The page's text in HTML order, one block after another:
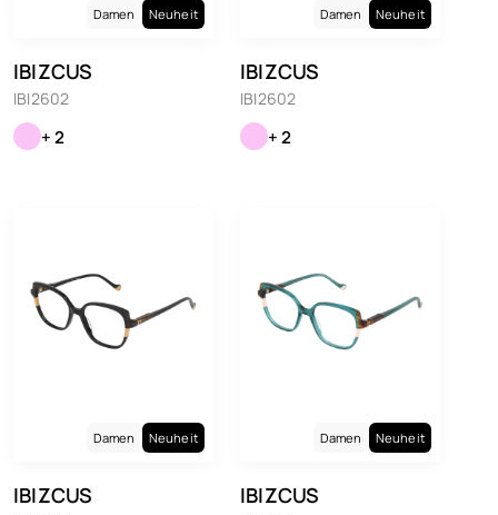
Damen Neuheit
IBIZCUS
IBI2602
+ 2
Damen Neuheit
IBIZCUS
IBI2602
+ 2
Damen Neuheit
IBIZCUS
Damen Neuheit
IBIZCUS